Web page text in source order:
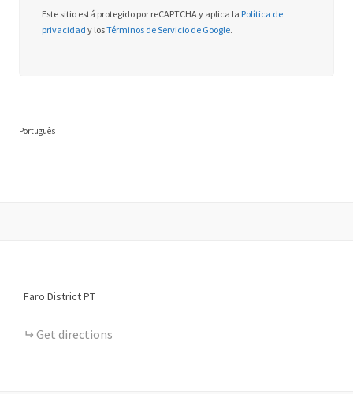
Este sitio está protegido por reCAPTCHA y aplica la Política de
privacidad y losTérminos de Servicio de Google.
Português
Faro DistrictPT
Get directions